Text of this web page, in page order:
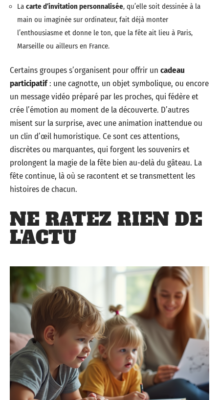
La carte d’invitation personnalisée, qu’elle soit dessinée à la
main ou imaginée sur ordinateur, fait déjà monter
l’enthousiasme et donne le ton, que la fête ait lieu à Paris,
Marseille ou ailleurs en France.
Certains groupes s’organisent pour offrir un cadeau
participatif: une cagnotte, un objet symbolique, ou encore
un message vidéo préparé par les proches, qui fédère et
crée l’émotion au moment de la découverte. D’autres
misent sur la surprise, avec une animation inattendue ou
un clin d’œil humoristique. Ce sont ces attentions,
discrètes ou marquantes, qui forgent les souvenirs et
prolongent la magie de la fête bien au-delà du gâteau. La
fête continue, là où se racontent et se transmettent les
histoires de chacun.
NE RATEZ RIEN DE
L'ACTU